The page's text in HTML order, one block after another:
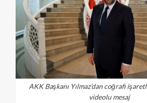
AKK Başkanı Yılmaz’dan coğrafi
videolu mesaj